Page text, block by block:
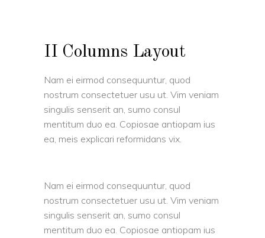
II Columns Layout
Nam ei eirmod consequuntur, quod
nostrum consectetuer usu ut. Vim veniam
singulis senserit an, sumo consul
mentitum duo ea. Copiosae antiopam ius
ea, meis explicari reformidans vix.
Nam ei eirmod consequuntur, quod
nostrum consectetuer usu ut. Vim veniam
singulis senserit an, sumo consul
mentitum duo ea. Copiosae antiopam ius